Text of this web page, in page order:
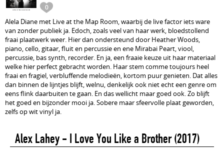
0
Alela Diane met Live at the Map Room, waarbij de live factor iets ware
van zonder publiek ja. Edoch, zoals veel van haar werk, bloedstollend
fraai plaatwerk weer. Hier dan ondersteund door Heather Woods,
piano, cello, gitaar, fluit en percussie en ene Mirabai Peart, viool,
percussie, bas synth, recorder. En ja, een fraaie keuze uit haar materiaal
welke hier perfect gebracht worden. Haar stem comme toujours heel
fraai en fragiel, verbluffende melodieën, kortom puur genieten. Dat alles
dan binnen de lijntjes blijft, welnu, denkelijk ook niet echt een genre om
eens flink daarbuiten te gaan. En das wellicht maar goed ook. Zo blijft
het goed en bijzonder mooi ja. Sobere maar sfeervolle plaat geworden,
zelfs op wit vinyl ja.
Alex Lahey - I Love You Like a Brother(2017)